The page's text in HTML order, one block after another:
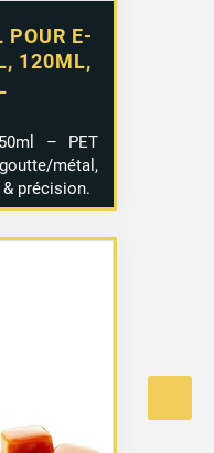
POUR E-
120ML,
– PET
métal,
précision.